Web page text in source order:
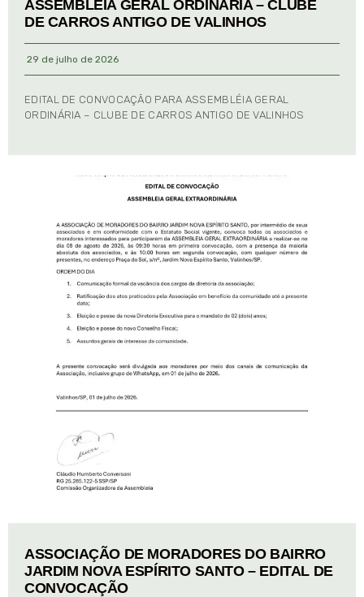
ASSEMBLÉIA GERAL ORDINÁRIA – CLUBE
DE CARROS ANTIGO DE VALINHOS
29 de julho de 2026
EDITAL DE CONVOCAÇÃO PARA ASSEMBLÉIA GERAL
ORDINÁRIA – CLUBE DE CARROS ANTIGO DE VALINHOS
ASSOCIAÇÃO DE MORADORES DO BAIRRO
JARDIM NOVA ESPÍRITO SANTO – EDITAL DE
CONVOCAÇÃO